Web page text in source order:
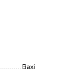
Baxi